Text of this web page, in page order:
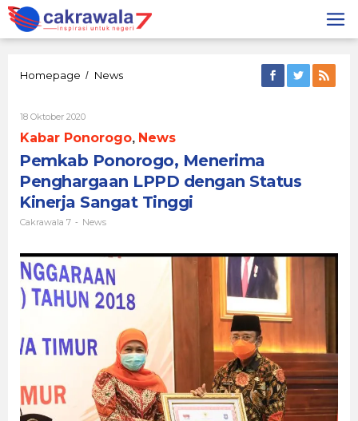
Lewati
ke
konten
Homepage / NewsPemkab
LPPD
dengan
Status
Kinerja
Sangat
Tinggi
18 Oktober 2020Oleh
7
Kabar Ponorogo, News
Pemkab Ponorogo, Menerima
Penghargaan LPPD dengan Status
Kinerja Sangat Tinggi
Cakrawala 7 - News